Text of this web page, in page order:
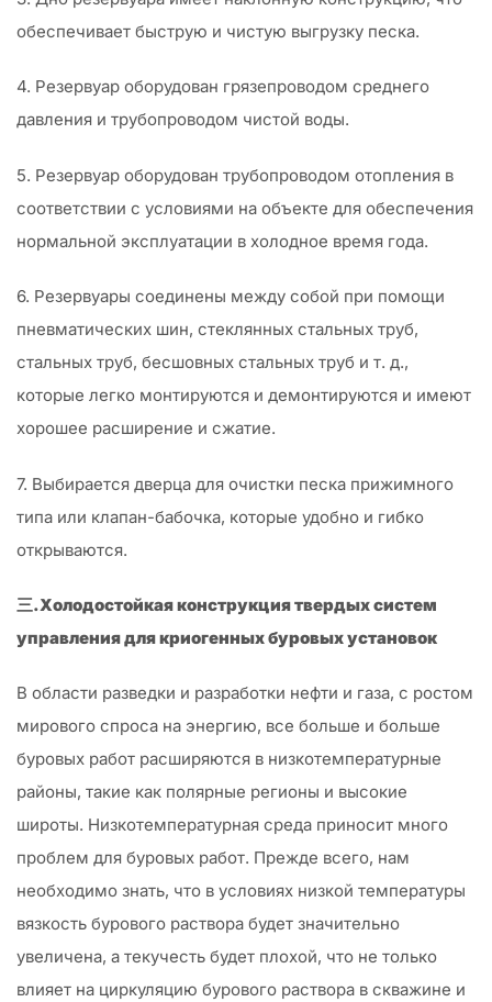
обеспечивает быструю и чистую выгрузку песка.
4. Резервуар оборудован грязепроводом среднего
давления и трубопроводом чистой воды.
5. Резервуар оборудован трубопроводом отопления в
соответствии с условиями на объекте для обеспечения
нормальной эксплуатации в холодное время года.
6. Резервуары соединены между собой при помощи
пневматических шин, стеклянных стальных труб,
стальных труб, бесшовных стальных труб и т. д.,
которые легко монтируются и демонтируются и имеют
хорошее расширение и сжатие.
7. Выбирается дверца для очистки песка прижимного
типа или клапан-бабочка, которые удобно и гибко
открываются.
三.Холодостойкая конструкция твердых систем
управления для криогенных буровых установок
В области разведки и разработки нефти и газа, с ростом
мирового спроса на энергию, все больше и больше
буровых работ расширяются в низкотемпературные
районы, такие как полярные регионы и высокие
широты. Низкотемпературная среда приносит много
проблем для буровых работ. Прежде всего, нам
необходимо знать, что в условиях низкой температуры
вязкость бурового раствора будет значительно
увеличена, а текучесть будет плохой, что не только
влияет на циркуляцию бурового раствора в скважине и